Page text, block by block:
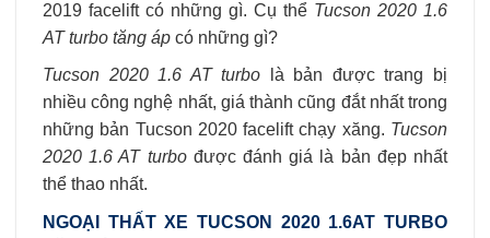
2019 facelift có những gì. Cụ thể Tucson 2020 1.6
AT turbo tăng áp có những gì?
Tucson 2020 1.6 AT turbo
là bản được trang bị
nhiều công nghệ nhất, giá thành cũng đắt nhất trong
những bản Tucson 2020 facelift chạy xăng. Tucson
2020 1.6 AT turbo được đánh giá là bản đẹp nhất
thể thao nhất.
NGOẠI THẤT XE TUCSON 2020 1.6AT TURBO